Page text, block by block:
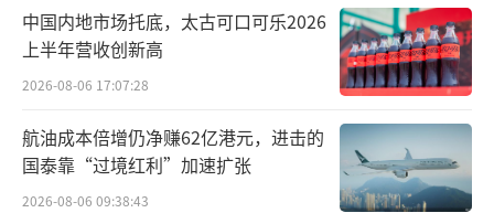
本次发布会上，黄心宇强调，国家医保部
门从未出台“单次住院不超过15天”之类的限
制性规定。少数医疗机构将医保支付标准
的“均值”变“限额”，以“医保额度到
了”为理由要求患者出院、转院或自费住院的
情况，国家医保局一经发现，将对相应医疗机
中国内地市场托底，太古可口可乐2026
上半年营收创新高
2026-08-06 17:07:28
航油成本倍增仍净赚62亿港元，进击的
国泰靠“过境红利”加速扩张
2026-08-06 09:38:43